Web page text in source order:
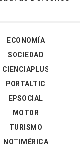
ECONOMÍA
SOCIEDAD
CIENCIAPLUS
PORTALTIC
EPSOCIAL
MOTOR
TURISMO
NOTIMÉRICA